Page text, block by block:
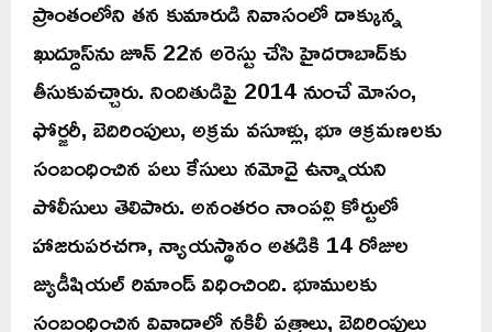
ప్రాంతంలోని తన కుమారుడి నివాసంలో దాక్కున్న
ఖుద్దూస్‌ను జూన్ 22న అరెస్టు చేసి హైదరాబాద్‌కు
తీసుకువచ్చారు. నిందితుడిపై 2014 నుంచే మోసం,
ఫోర్జరీ, బెదిరింపులు, అక్రమ వసూళ్లు, భూ ఆక్రమణలకు
సంబంధించిన పలు కేసులు నమోదై ఉన్నాయని
పోలీసులు తెలిపారు. అనంతరం నాంపల్లి కోర్టులో
హాజరుపరచగా, న్యాయస్థానం అతడికి 14 రోజుల
జ్యుడీషియల్ రిమాండ్ విధించింది. భూములకు
సంబంధించిన వివాదాల్లో నకిలీ పత్రాలు, బెదిరింపులు